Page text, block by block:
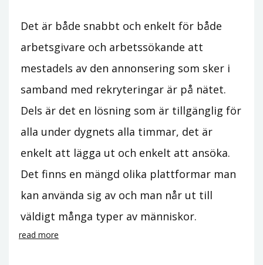
Det är både snabbt och enkelt för både
arbetsgivare och arbetssökande att
mestadels av den annonsering som sker i
samband med rekryteringar är på nätet.
Dels är det en lösning som är tillgänglig för
alla under dygnets alla timmar, det är
enkelt att lägga ut och enkelt att ansöka.
Det finns en mängd olika plattformar man
kan använda sig av och man når ut till
väldigt många typer av människor.
read more